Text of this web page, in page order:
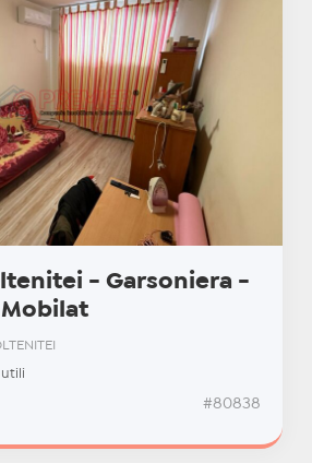
- Garsoniera -
utili
#80838